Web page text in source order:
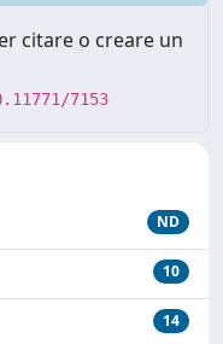
citare o creare un
7153
ND
10
14